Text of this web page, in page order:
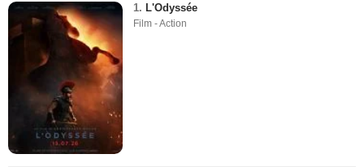
1. L'Odyssée
Film - Action